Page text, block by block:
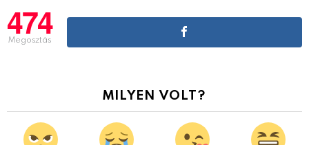
474
Megosztás
MILYEN VOLT?